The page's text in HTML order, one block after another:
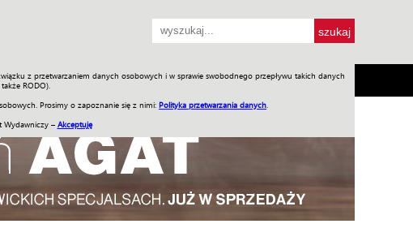
z przetwarzaniem danych osobowych i w sprawie swobodnego przepływu takich danych
RODO).
Prosimy o zapoznanie się z nimi: Polityka przetwarzania danych
Wydawniczy – Akceptuję
ENGLISH SKLEP Jednodniówki Praca w WIW